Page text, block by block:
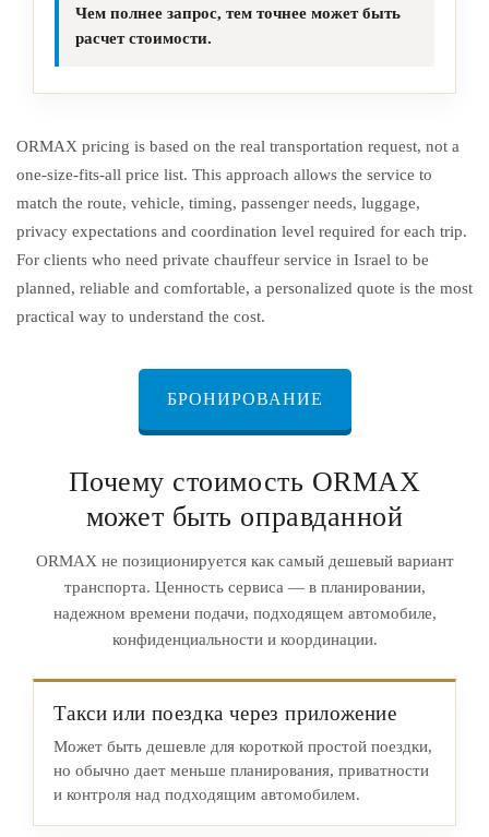
Чем полнее запрос, тем точнее может быть
расчет стоимости.
ORMAX pricing is based on the real transportation request, not a
one-size-fits-all price list. This approach allows the service to
match the route, vehicle, timing, passenger needs, luggage,
privacy expectations and coordination level required for each trip.
For clients who need private chauffeur service in Israel to be
planned, reliable and comfortable, a personalized quote is the most
practical way to understand the cost.
БРОНИРОВАНИЕ
Почему стоимость ORMAX
может быть оправданной
ORMAX не позиционируется как самый дешевый вариант
транспорта. Ценность сервиса — в планировании,
надежном времени подачи, подходящем автомобиле,
конфиденциальности и координации.
Такси или поездка через приложение
Может быть дешевле для короткой простой поездки,
но обычно дает меньше планирования, приватности
и контроля над подходящим автомобилем.